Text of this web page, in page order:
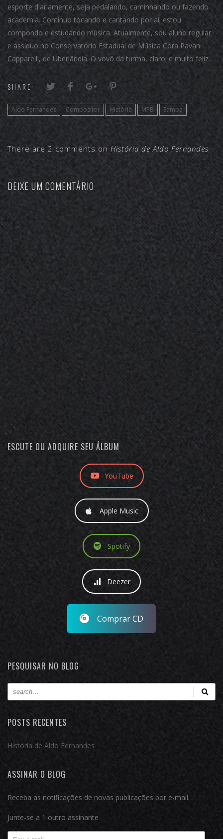
esporte diariamente, seja pedalando, caminhando ou fazendo
academia. Continuo tocando e cantando por aí; estou
compondo e estudando música. Atualmente, sou aluno regular
e assíduo no Conservatório Estadual de Música Cora Pavan
Capparelli, de Uberlândia. O vovô da turma, claro; e muito feliz.
SHARE:
Aldo Fernandes Compositor História MPB Samba
There are 2 comments on História de Aldo Fernandes
DEIXE UM COMENTÁRIO
ESCUTE OU ADQUIRE SEU ÁLBUM
YouTube
Apple Music
Spotify
Deezer
Comprar CD
PESQUISAR NO BLOG
POSTS RECENTES
História de Aldo Fernandes
ASSINAR O BLOG
Receba as notificações de novas publicações por e-mail.
Junte-se a 1 outro assinante
Seu